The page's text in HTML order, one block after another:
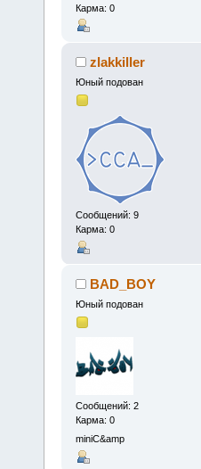
Карма: 0
zlakkiller
Юный подован
Сообщений: 9
Карма: 0
BAD_BOY
Юный подован
Сообщений: 2
Карма: 0
miniC&amp